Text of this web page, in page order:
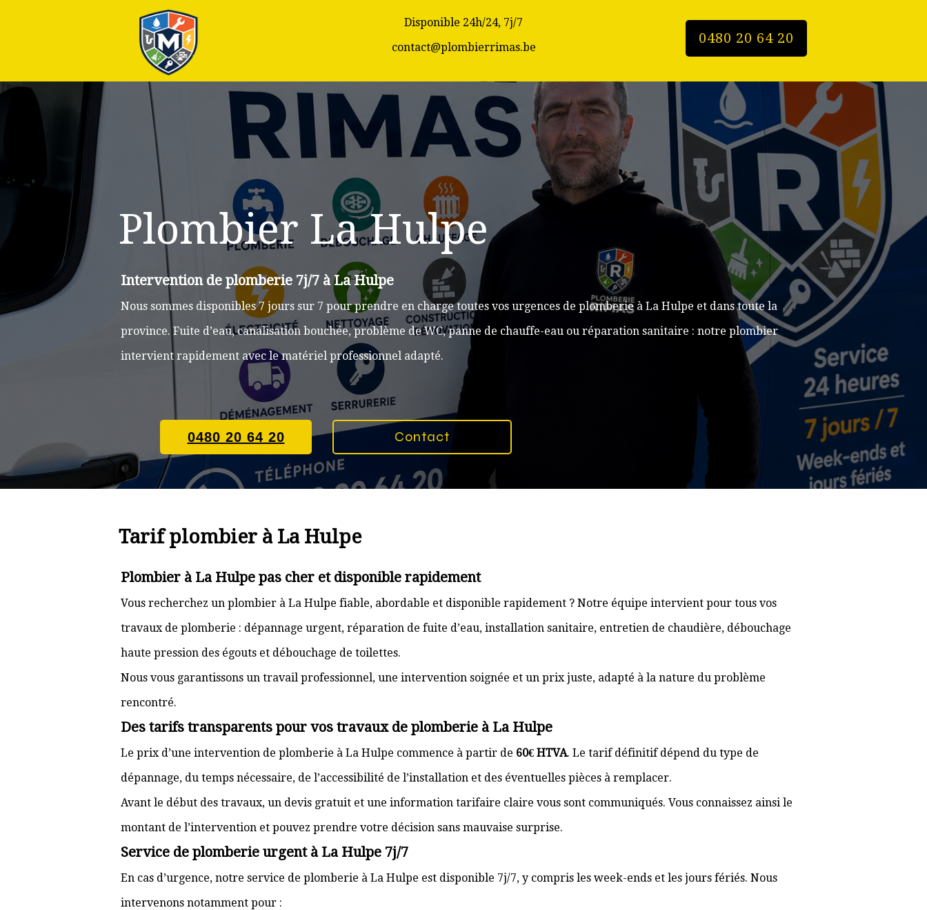
0480 20 64 20
Disponible 24h/24, 7j/7
contact@plombierrimas.be
Plombier La Hulpe
Intervention de plomberie 7j/7 à La Hulpe
Nous sommes disponibles 7 jours sur 7 pour prendre en charge toutes vos urgences de plomberie à La Hulpe et dans toute la
province. Fuite d’eau, canalisation bouchée, problème de WC, panne de chauffe-eau ou réparation sanitaire : notre plombier
intervient rapidement avec le matériel professionnel adapté.
0480 20 64 20 Contact
Tarif plombier à La Hulpe
Plombier à La Hulpe pas cher et disponible rapidement
Vous recherchez un plombier à La Hulpe fiable, abordable et disponible rapidement ? Notre équipe intervient pour tous vos
travaux de plomberie : dépannage urgent, réparation de fuite d’eau, installation sanitaire, entretien de chaudière, débouchage
haute pression des égouts et débouchage de toilettes.
Nous vous garantissons un travail professionnel, une intervention soignée et un prix juste, adapté à la nature du problème
rencontré.
Des tarifs transparents pour vos travaux de plomberie à La Hulpe
Le prix d’une intervention de plomberie à La Hulpe commence à partir de 60€ HTVA. Le tarif définitif dépend du type de
dépannage, du temps nécessaire, de l’accessibilité de l’installation et des éventuelles pièces à remplacer.
Avant le début des travaux, un devis gratuit et une information tarifaire claire vous sont communiqués. Vous connaissez ainsi le
montant de l’intervention et pouvez prendre votre décision sans mauvaise surprise.
Service de plomberie urgent à La Hulpe 7j/7
En cas d’urgence, notre service de plomberie à La Hulpe est disponible 7j/7, y compris les week-ends et les jours fériés. Nous
intervenons notamment pour :